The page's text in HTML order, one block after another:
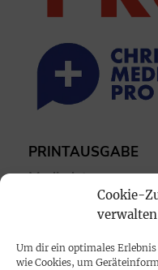
Cookie-
verwalten
Um dir ein optimales
wie Cookies, um
PRINTAUSGABE
Mediadaten
PROKOMPAKT
Impressum